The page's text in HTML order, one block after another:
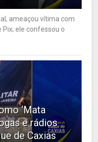
ameaçou vítima com
Pix; ele confessou o
‘Mata
e rádios
de Caxias